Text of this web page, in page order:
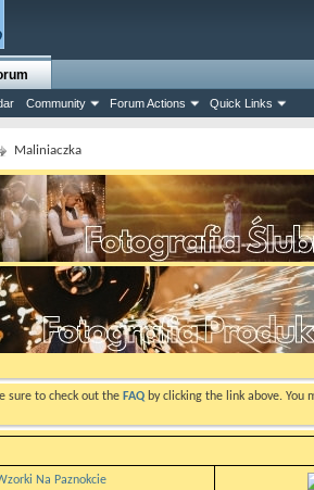
Community Forum Actions Quick Links
Maliniaczka
sure to check out the FAQ by clicking the link above. You